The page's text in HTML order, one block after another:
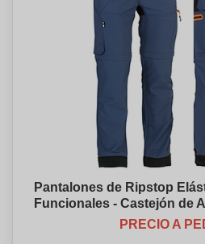
Pantalones de Ripstop
Funcionales - Castejón de
PRECIO A